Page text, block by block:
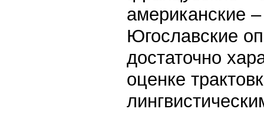
американские
Югославские
достаточно
оценке